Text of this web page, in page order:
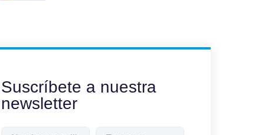
Suscríbete a nuestra
newsletter